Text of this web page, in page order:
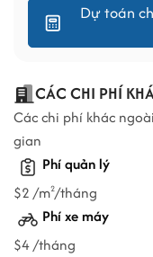
Dự toán
CÁC CHI PHÍ
Các chi phí khác
gian
Phí quản lý
$2 /m2/tháng
Phí xe máy
$4 /tháng